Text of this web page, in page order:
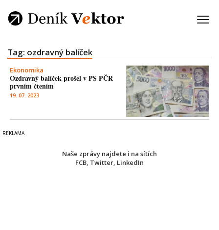
Tag: ozdravný balíček
Ekonomika
Ozdravný balíček prošel v PS PČR
prvním čtením
19. 07. 2023
Naše zprávy najdete i na sítích
FCB, Twitter, LinkedIn